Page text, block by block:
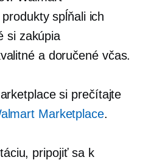
spĺňali ich
si zakúpia
a doručené včas.
si prečítajte
Marketplace.
pripojiť sa k